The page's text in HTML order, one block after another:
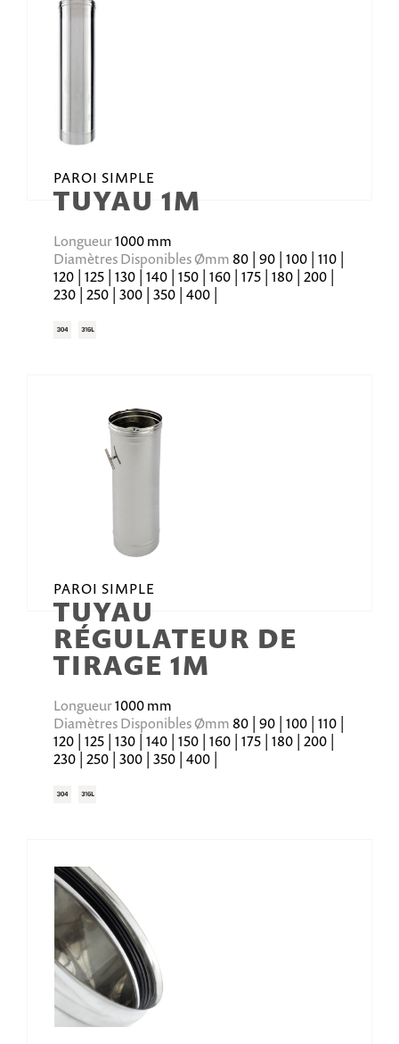
PAROI SIMPLE
TUYAU 1M
Longueur1000 mm
Diamètres Disponibles Ømm 80 | 90 | 100 | 110 |
120 | 125 | 130 | 140 | 150 | 160 | 175 | 180 | 200 |
230 | 250 | 300 | 350 | 400 |
PAROI SIMPLE
TUYAU
RÉGULATEUR DE
TIRAGE 1M
Longueur1000 mm
Diamètres Disponibles Ømm 80 | 90 | 100 | 110 |
120 | 125 | 130 | 140 | 150 | 160 | 175 | 180 | 200 |
230 | 250 | 300 | 350 | 400 |